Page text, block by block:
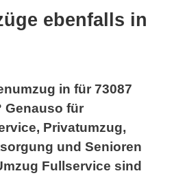
ebenfalls in
in für 73087
Genauso für
Privatumzug,
und Senioren
Fullservice sind